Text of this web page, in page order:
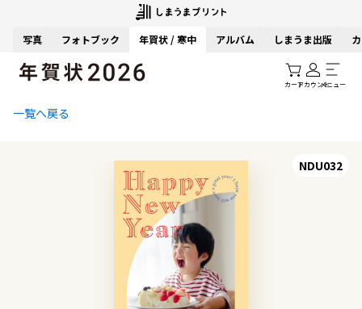
写真 フォトブック 年賀状 / 寒中 アルバム しまうま出版
カートアカウントメニュー
一覧へ戻る
NDU032